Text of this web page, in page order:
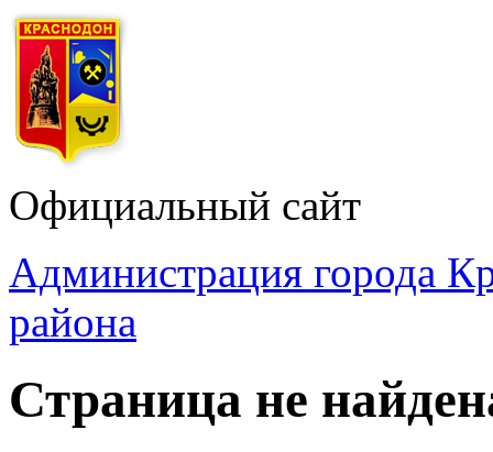
Официальный сайт
Администрация города
района
Страница не